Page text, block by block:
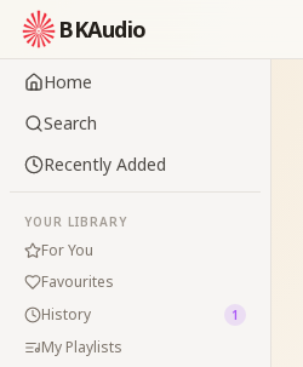
BKAudio
Home
Search
Recently Added
YOUR LIBRARY
For You
Favourites
History
1
My Playlists